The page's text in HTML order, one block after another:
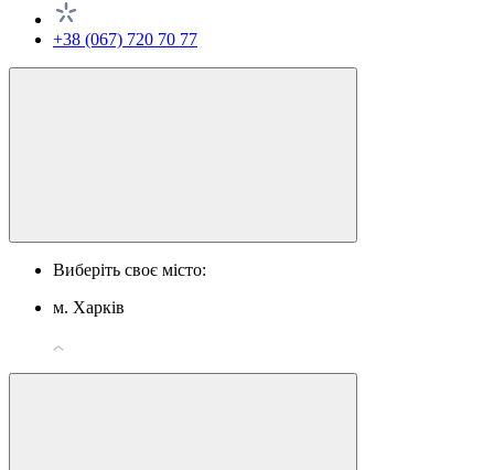
+38 (067) 720 70 77
Виберіть своє місто:
м. Харків